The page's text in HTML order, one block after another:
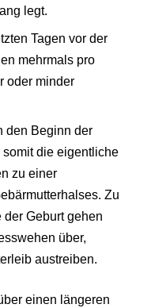
legt.
Tagen vor der
mehrmals pro
oder minder
den Beginn der
die eigentliche
zu einer
Zu
Geburt gehen
über,
austreiben.
einen längeren